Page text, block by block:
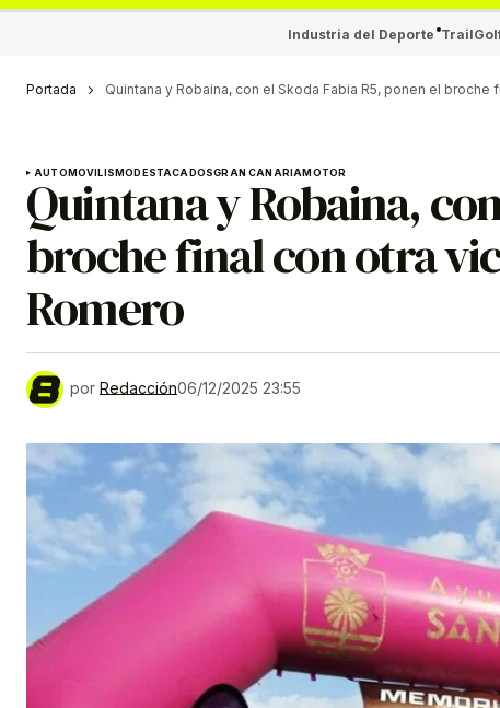
Industria del Deporte Trail
Portada Quintana y Robaina, con el Skoda Fabia R5, ponen el
AUTOMOVILISMODESTACADOSGRAN CANARIAMOTOR
Quintana y Robaina,
broche final con otra
Romero
por Redacción06/12/2025 23:55